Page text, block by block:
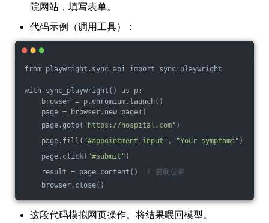
院网站，填写表单。
代码示例（调用工具）：
from playwright.sync_api import sync_playwright
with sync_playwright() as p:
browser = p.chromium.launch()
page = browser.new_page()
page.goto( "https://hospital.com" )
page.fill( "#appointment-input" , "Your symptoms" )
page.click( "#submit" )
result = page.content() # 获取结果
browser.close()
这段代码模拟网页操作。将结果喂回模型。